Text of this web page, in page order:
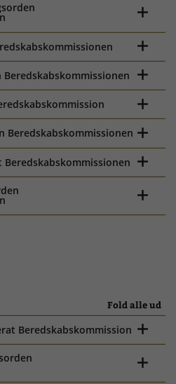
Beredskabskommissionen
Beredskabskommissionen
Beredskabskommissionen
Fold alle ud
Beredskabskommission